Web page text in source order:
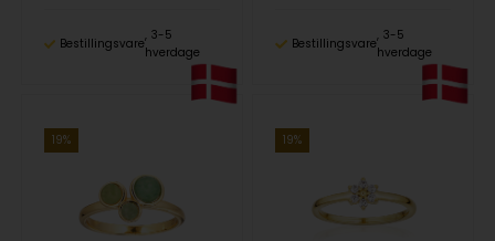
Bestillingsvare
3-5
hverdage
Bestillingsvare
3-5
hverdage
19% 19%